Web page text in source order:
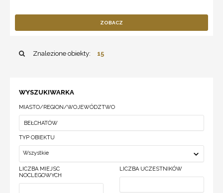
ZOBACZ
Znalezione obiekty: 15
WYSZUKIWARKA
MIASTO/REGION/WOJEWÓDZTWO
TYP OBIEKTU
Wszystkie
LICZBA MIEJSC
NOCLEGOWYCH
LICZBA UCZESTNIKÓW